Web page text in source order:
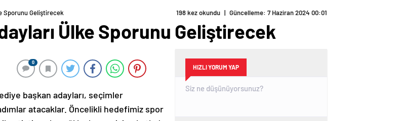
Sporunu Geliştirecek
Ülke Sporunu Geliştirecek
0
başkan adayları, seçimler
atacaklar. Öncelikli hedefimiz spor
HIZLI YORUM YAP